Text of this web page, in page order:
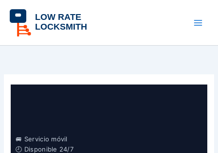
content
🚐 Servicio móvil
🕘 Disponible 24/7